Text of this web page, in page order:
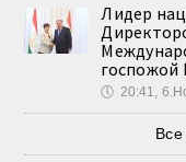
Лидер
госпожой
🕔 20:41,
Все